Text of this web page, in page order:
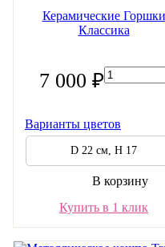
Керамические Горшки
Классика
7 000 ₽
Варианты цветов
D 22 см, H 17
В корзину
Купить в 1 клик